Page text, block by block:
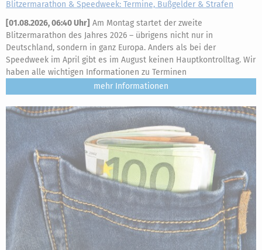
Blitzermarathon & Speedweek: Termine, Bußgelder & Strafen
[01.08.2026, 06:40 Uhr] Am Montag startet der zweite
Blitzermarathon des Jahres 2026 – übrigens nicht nur in
Deutschland, sondern in ganz Europa. Anders als bei der
Speedweek im April gibt es im August keinen Hauptkontrolltag. Wir
haben alle wichtigen Informationen zu Terminen
mehr